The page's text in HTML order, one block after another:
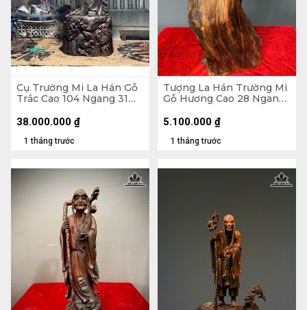
Cụ Trường Mi La Hán Gỗ
Trắc Cao 104 Ngang 31
1 tháng trước
38.000.000 ₫
Tượng La Hán Trường Mi
Gỗ Hương Cao 28 Ngang
1 tháng trước
5.100.000 ₫